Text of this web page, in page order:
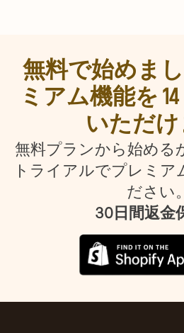
無料で始めま
ミアム機能を
いただ
無料プランから始める
トライアルでプレミア
ださい。
30日間返金